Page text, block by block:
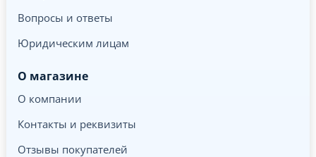
Вопросы и ответы
Юридическим лицам
О магазине
О компании
Контакты и реквизиты
Отзывы покупателей